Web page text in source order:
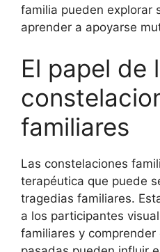
familia pueden explorar
aprender a apoyarse
El papel de
familiares
Las constelaciones
terapéutica que puede
tragedias familiares.
a los participantes
familiares y